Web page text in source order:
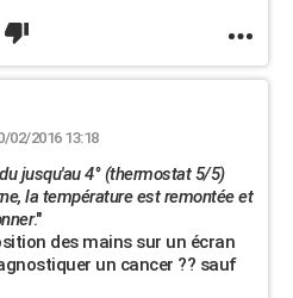
02/2016 13:18
jusqu'au 4° (thermostat 5/5)
la température est remontée et
."
des mains sur un écran
un cancer ?? sauf